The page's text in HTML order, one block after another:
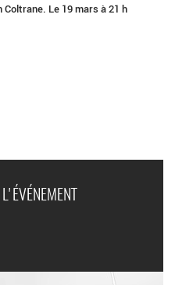
Le 19 mars à 21 h